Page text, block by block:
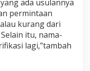
ada usulannya
permintaan
kurang dari
itu, nama-
lagi,”tambah